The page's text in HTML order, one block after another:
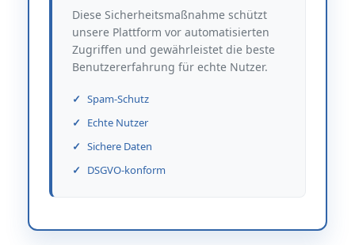
Diese Sicherheitsmaßnahme schützt
unsere Plattform vor automatisierten
Zugriffen und gewährleistet die beste
Benutzererfahrung für echte Nutzer.
Spam-Schutz
Echte Nutzer
Sichere Daten
DSGVO-konform